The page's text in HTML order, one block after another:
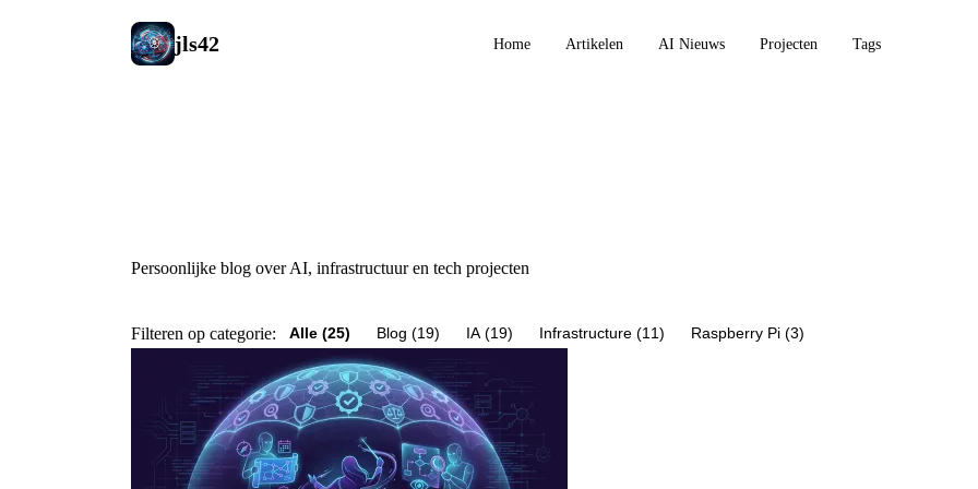
jls42 Home Artikelen AI Nieuws Projecten Tags
Persoonlijke blog over AI, infrastructuur en tech projecten
Filteren op categorie: Alle (25) Blog (19) IA (19) Infrastructure (11) Raspberry Pi (3)